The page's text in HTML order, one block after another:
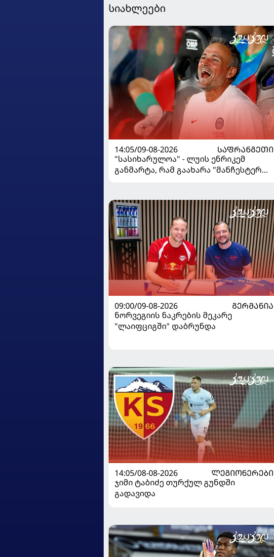
სიახლეები
14:05/09-08-2026
ᲡᲐᲤᲠᲐᲜᲒᲔᲗᲘ
"სასიხარულოა" - ლუის ენრიკემ
განმარტა, რამ გაახარა "მანჩესტერ
09:00/09-08-2026
ᲒᲔᲠᲛᲐᲜᲘᲐ
ნორვეგიის ნაკრების მეკარე
"ლაიფციგში" დაბრუნდა
14:05/08-08-2026
ᲚᲔᲒᲘᲝᲜᲔᲠᲔᲑᲘ
ჯიმი ტაბიძე თურქულ გუნდში
გადავიდა